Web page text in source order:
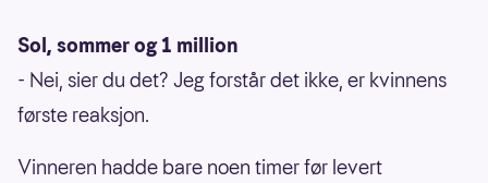
Sol, sommer og 1 million
- Nei, sier du det? Jeg forstår det ikke, er kvinnens
første reaksjon.
Vinneren hadde bare noen timer før levert